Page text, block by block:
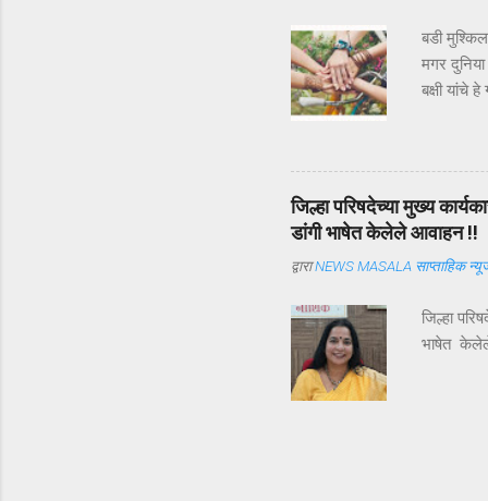
बडी
मगर
बक्षी यांचे
व्याख्या
ज्याला
व्याख्या
जिल्हा परिषदेच्या मुख्य
डांगी भाषेत केलेले आवाहन !!
द्वाराNEWS MASALA साप्ताहिक
जिल्हा
भाषेत